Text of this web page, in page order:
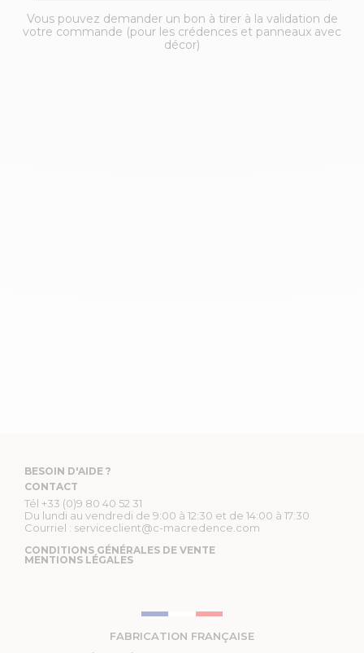
Vous pouvez demander un bon à tirer à la validation de
votre commande (pour les crédences et panneaux avec
décor)
BESOIN D'AIDE ?
CONTACT
Tél +33 (0)9 80 40 52 31
Du lundi au vendredi de 9:00 à 12:30 et de 14:00 à 17:30
Courriel : serviceclient@c-macredence.com
CONDITIONS GÉNÉRALES DE VENTE
MENTIONS LÉGALES
FABRICATION FRANÇAISE